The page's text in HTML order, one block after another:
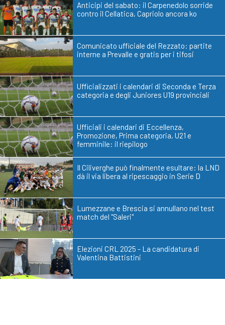
Anticipi del sabato: il Carpenedolo sorride
contro il Cellatica, Capriolo ancora ko
Comunicato ufficiale del Rezzato: partite
interne a Prevalle e gratis per i tifosi
Ufficializzati i calendari di Seconda e Terza
categoria e degli Juniores U19 provinciali
Ufficiali i calendari di Eccellenza,
Promozione, Prima categoria, U21 e
femminile: il riepilogo
Il Ciliverghe può finalmente esultare: la LND
dà il via libera al ripescaggio in Serie D
Lumezzane e Brescia si annullano nel test
match del "Saleri"
Elezioni CRL 2025 - La candidatura di
Valentina Battistini